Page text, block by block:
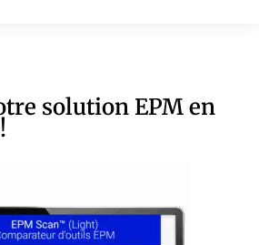
solution EPM en